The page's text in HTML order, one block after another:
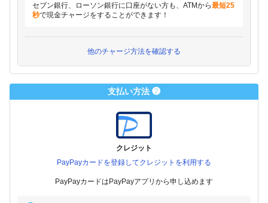
セブン銀行、ローソン銀行に口座がない方も、ATMから最短25
秒で現金チャージをすることができます！
他のチャージ方法を確認する
支払い方法 ❷
クレジット
PayPayカードを登録してクレジットを利用する
PayPayカードはPayPayアプリから申し込めます